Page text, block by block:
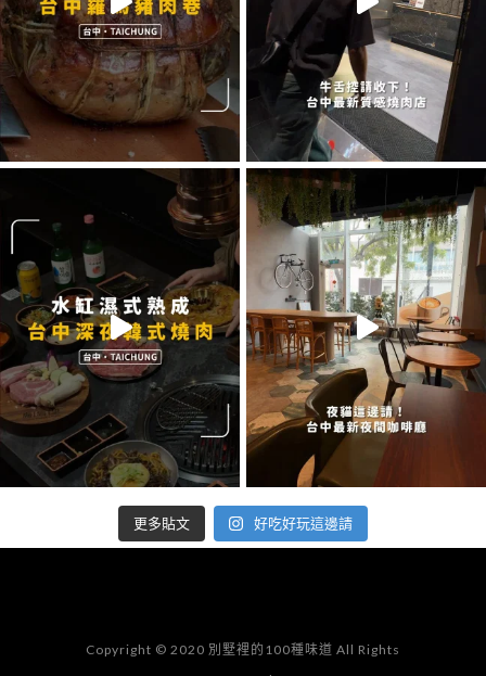
更多貼文 好吃好玩這邊請
Copyright © 2020 別墅裡的100種味道 All Rights